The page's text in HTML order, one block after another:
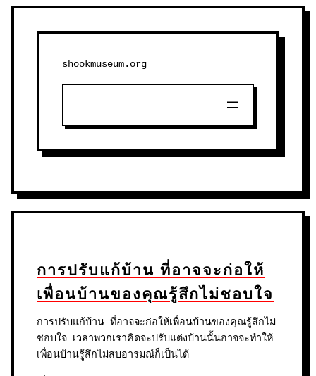
shookmuseum.org
การปรับแก้บ้าน ที่อาจจะก่อให้
เพื่อนบ้านของคุณรู้สึกไม่ชอบใจ
การปรับแก้บ้าน ที่อาจจะก่อให้เพื่อนบ้านของคุณรู้สึกไม่
ชอบใจ เวลาพวกเราคิดจะปรับแต่งบ้านนั้นอาจจะทำให้
เพื่อนบ้านรู้สึกไม่สบอารมณ์ก็เป็นได้